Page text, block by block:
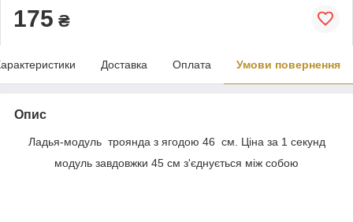
175 ₴
Доставка Оплата Умови повернення
Опис
Ладья-модуль троянда з ягодою 46 см. Ціна за 1 секунд
модуль завдовжки 45 см з'єднується між собою